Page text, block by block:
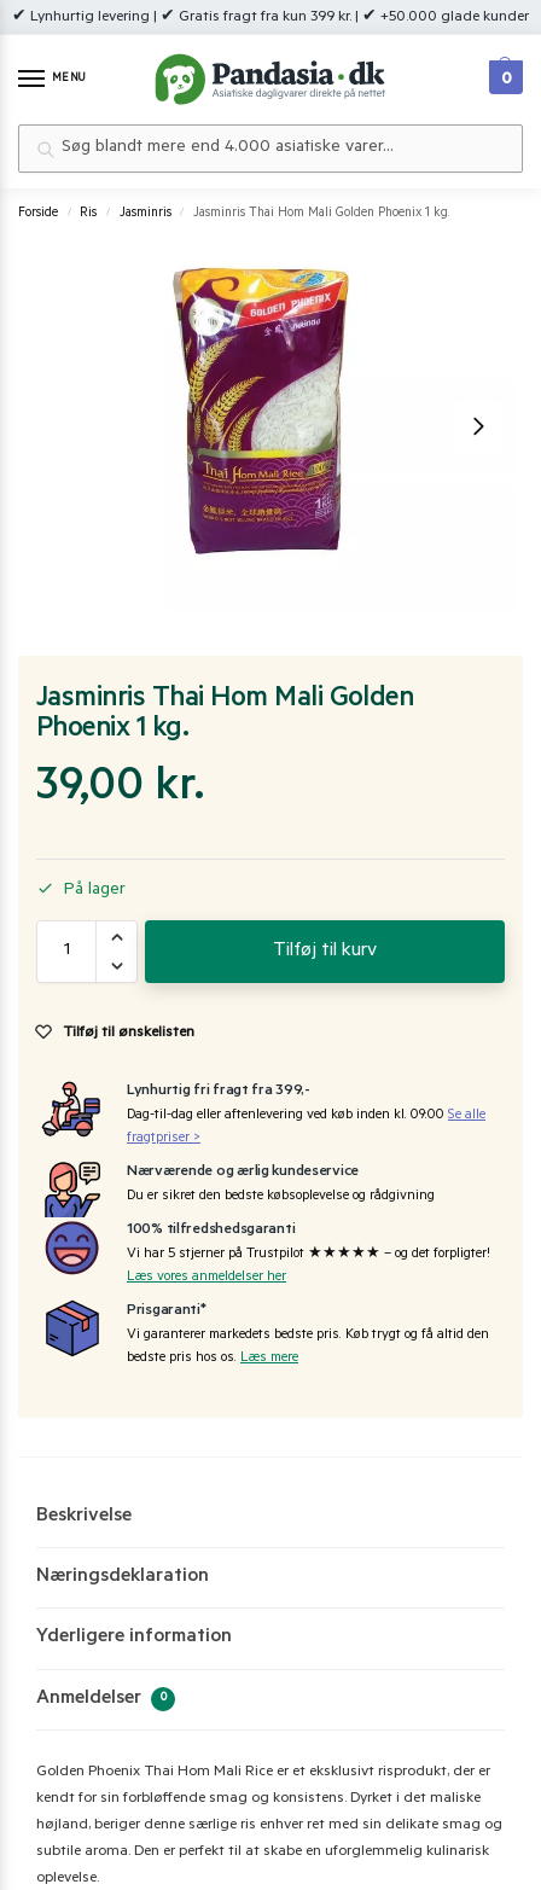
✔ Lynhurtig levering | ✔ Gratis fragt fra kun 399 kr. | ✔ +50.000 glade kunder
MENU 0
Forside / Ris / Jasminris / Jasminris Thai Hom Mali Golden Phoenix 1 kg.
Jasminris Thai Hom Mali Golden
Phoenix 1 kg.
39,00 kr.
På lager
Tilføj til kurv
Tilføj til ønskelisten
Lynhurtig fri fragt fra 399,-
Dag-til-dag eller aftenlevering ved køb inden kl. 09:00 Se alle
fragtpriser >
Nærværende og ærlig kundeservice
Du er sikret den bedste købsoplevelse og rådgivning
100% tilfredshedsgaranti
Vi har 5 stjerner på Trustpilot ★★★★★ – og det forpligter!
Læs vores anmeldelser her
Prisgaranti*
Vi garanterer markedets bedste pris. Køb trygt og få altid den
bedste pris hos os. Læs mere
Beskrivelse
Næringsdeklaration
Yderligere information
Anmeldelser 0
Golden Phoenix Thai Hom Mali Rice er et eksklusivt risprodukt, der er
kendt for sin forbløffende smag og konsistens. Dyrket i det maliske
højland, beriger denne særlige ris enhver ret med sin delikate smag og
subtile aroma. Den er perfekt til at skabe en uforglemmelig kulinarisk
oplevelse.